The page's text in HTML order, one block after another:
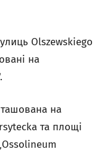
Olszewskiego
на
на
та площі